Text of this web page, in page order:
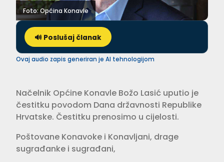
Foto: Općina Konavle
🔊 Poslušaj članak
Ovaj audio zapis generiran je AI tehnologijom
Načelnik Općine Konavle Božo Lasić uputio je
čestitku povodom Dana državnosti Republike
Hrvatske. Čestitku prenosimo u cijelosti.
Poštovane Konavoke i Konavljani, drage
sugrađanke i sugrađani,